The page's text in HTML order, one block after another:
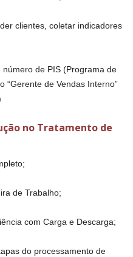
clientes, coletar indicadores
de PIS (Programa de
“Gerente de Vendas Interno”
no Tratamento de
de Trabalho;
com Carga e Descarga;
do processamento de